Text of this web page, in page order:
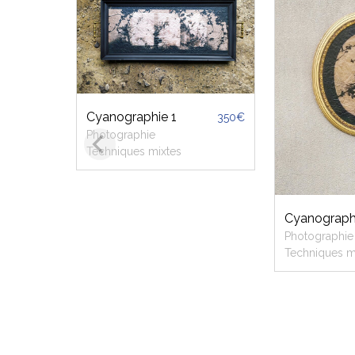
Cyanographie 1
Photographie
Techniques mixtes
350€
Photographie
Techniques